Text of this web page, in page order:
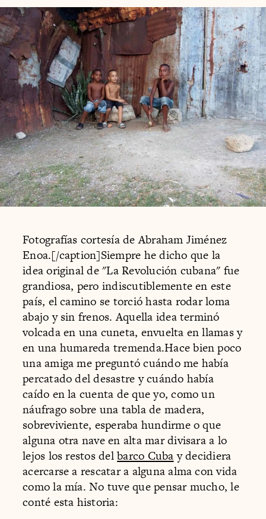
Fotografías cortesía de Abraham Jiménez
Enoa.[/caption]Siempre he dicho que la
idea original de "La Revolución cubana" fue
grandiosa, pero indiscutiblemente en este
país, el camino se torció hasta rodar loma
abajo y sin frenos. Aquella idea terminó
volcada en una cuneta, envuelta en llamas y
en una humareda tremenda.Hace bien poco
una amiga me preguntó cuándo me había
percatado del desastre y cuándo había
caído en la cuenta de que yo, como un
náufrago sobre una tabla de madera,
sobreviviente, esperaba hundirme o que
alguna otra nave en alta mar divisara a lo
lejos los restos delbarco Cubay decidiera
acercarse a rescatar a alguna alma con vida
como la mía. No tuve que pensar mucho, le
conté esta historia: